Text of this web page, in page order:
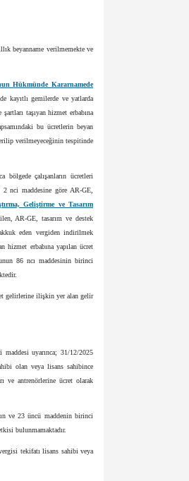
beyanname verilmemekte ve
Hükmünde Kararnamede
kayıtlı gemilerde ve yatlarda
taşıyan hizmet erbabına
bu ücretlerin beyan
verilmeyeceğinin tespitinde
bölgede çalışanların ücretleri
2 nci maddesine göre AR-GE,
Geliştirme ve Tasarım
AR-GE, tasarım ve destek
eden vergiden indirilmek
hizmet erbabına yapılan ücret
86 ncı maddesinin birinci
gelirlerine ilişkin yer alan gelir
uyarınca; 31/12/2025
olan veya lisans sahibince
ve antrenörlerine ücret olarak
ve 23 üncü maddenin birinci
bulunmamaktadır.
tekifatı lisans sahibi veya